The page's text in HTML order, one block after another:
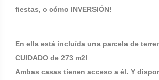
fiestas, o cómo INVERSIÓN!
En ella está incluída una parcela de
CUIDADO de 273 m2!
Ambas casas tienen acceso a él. Y